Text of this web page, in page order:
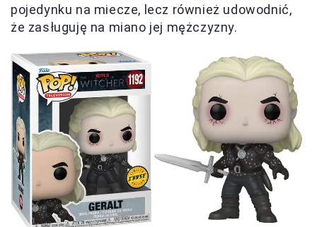
pojedynku na miecze, lecz również udowodnić,
że zasługuję na miano jej mężczyzny.